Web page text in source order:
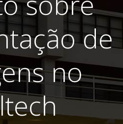
de
no